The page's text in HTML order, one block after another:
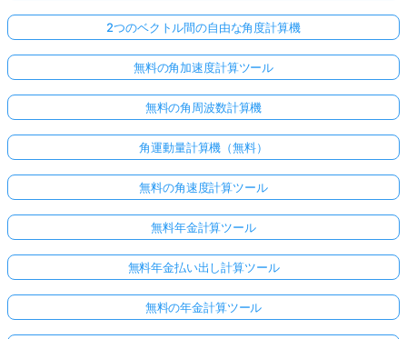
2つのベクトル間の自由な角度計算機
無料の角加速度計算ツール
無料の角周波数計算機
角運動量計算機（無料）
無料の角速度計算ツール
無料年金計算ツール
無料年金払い出し計算ツール
無料の年金計算ツール